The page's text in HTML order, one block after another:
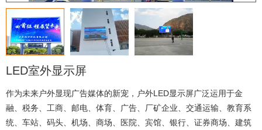
LED室外显示屏
作为未来户外显现广告媒体的新宠，户外LED显示屏广泛运用于金
融、税务、工商、邮电、体育、广告、厂矿企业、交通运输、教育系
统、车站、码头、机场、商场、医院、宾馆、银行、证券商场、建筑